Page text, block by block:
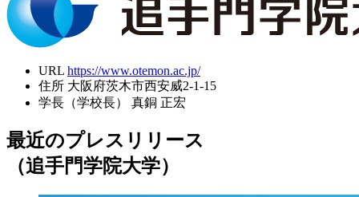
URL https://www.otemon.ac.jp/
住所 大阪府茨木市西安威2-1-15
学長（学校長）
真銅 正宏
最近のプレスリリース
（追手門学院大学）